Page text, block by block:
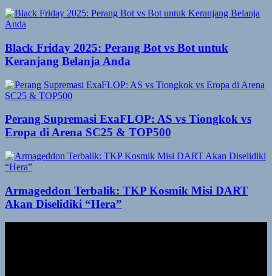
Black Friday 2025: Perang Bot vs Bot untuk
Keranjang Belanja Anda
Perang Supremasi ExaFLOP: AS vs Tiongkok vs
Eropa di Arena SC25 & TOP500
Armageddon Terbalik: TKP Kosmik Misi DART
Akan Diselidiki “Hera”